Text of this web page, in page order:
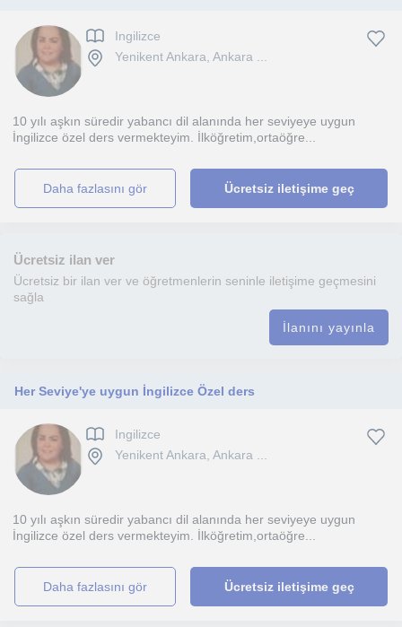
Ingilizce
Yenikent Ankara, Ankara ...
10 yılı aşkın süredir yabancı dil alanında her seviyeye uygun
İngilizce özel ders vermekteyim. İlköğretim,ortaöğre...
daha fazlasını gör Ücretsiz iletişime geç
Ücretsiz ilan ver
Ücretsiz bir ilan ver ve öğretmenlerin seninle iletişime geçmesini
sağla
İlanını yayınla
Her Seviye'ye uygun İngilizce Özel ders
Ingilizce
Yenikent Ankara, Ankara ...
10 yılı aşkın süredir yabancı dil alanında her seviyeye uygun
İngilizce özel ders vermekteyim. İlköğretim,ortaöğre...
daha fazlasını gör Ücretsiz iletişime geç